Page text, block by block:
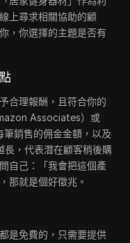
上尋求相關協助的顧
，你選擇的主題是否有
合理報酬，且符合你的
Associates）或
銷售的佣金金額，以及
，代表潛在顧客稍後購
自己：「我會把這個產
那就是個好徵兆。
是免費的，只需要提供